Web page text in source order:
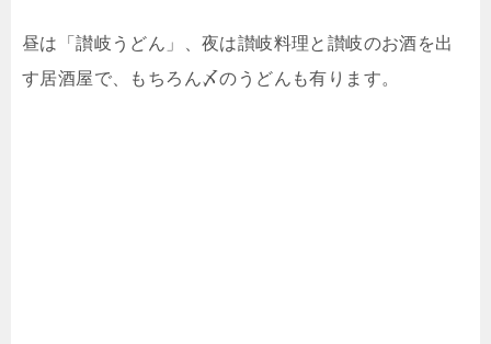
昼は「讃岐うどん」、夜は讃岐料理と讃岐のお酒を出
す居酒屋で、もちろん〆のうどんも有ります。